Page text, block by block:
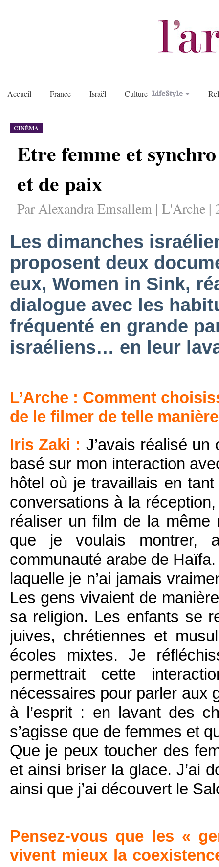
Accueil France Israël Culture
CINÉMA
Etre femme et
et de paix
Par Alexandra Emsallem | L'Arche |
Les dimanches
proposent deux
eux, Women in Sink,
dialogue avec les
fréquenté en grande
israéliens… en leur
L’Arche : Comment
de le filmer de telle
Iris Zaki : J’avais réalisé
basé sur mon interaction
hôtel où je travaillais en
conversations à la
réaliser un film de la même
que je voulais montrer,
communauté arabe de
laquelle je n’ai jamais
Les gens vivaient de
sa religion. Les enfants se
juives, chrétiennes et
écoles mixtes. Je
permettrait cette
nécessaires pour parler aux
à l’esprit : en lavant des
s’agisse que de femmes et
Que je peux toucher des
et ainsi briser la glace. J’ai
ainsi que j’ai découvert le
Pensez-vous que les «
vivent mieux la